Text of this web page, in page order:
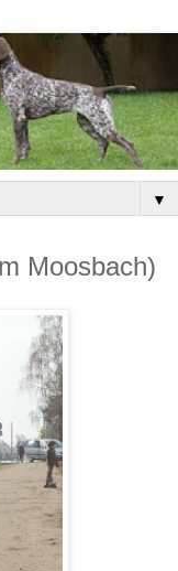
▼
Moosbach)